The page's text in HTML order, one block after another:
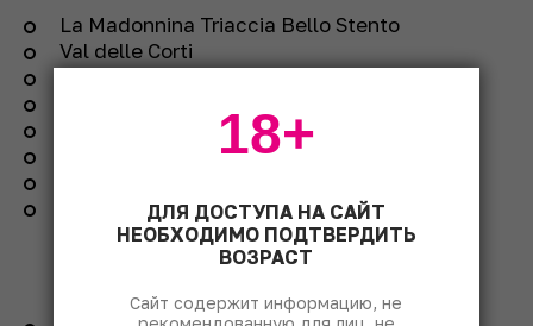
La Madonnina Triaccia Bello Stento
Val delle Corti
Fattorie Mellini Granaio
Chianti Classico DOCG2015 /
ДЛЯ ДОСТУПА НА САЙТ
НЕОБХОДИМО ПОДТВЕРДИТЬ
ВОЗРАСТ
Сайт содержит информацию, не
18+